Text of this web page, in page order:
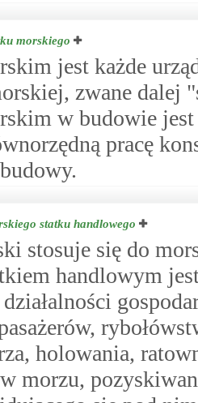
morskiego
jest każde
zwane dalej
w budowie
pracę
statku handlowego
stosuje się do
handlowym
holowania,
morzu,